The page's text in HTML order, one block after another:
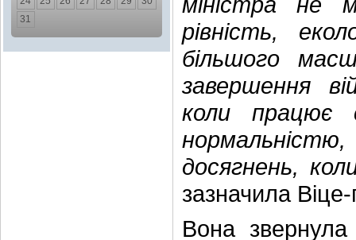
31
рівність,
більшого
завершення
коли працює
досягнень,
зазначила Віце-
Вона звернула